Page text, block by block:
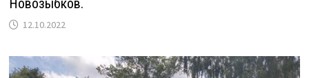
12.10.2022